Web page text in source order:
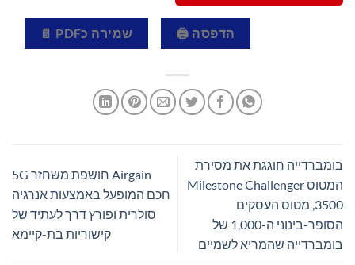
הדפסה 🖨 שמירה כPDF 📄
בומברדייה חוגגת את מסירת
המטוס Milestone Challenger
3500, מטוס העסקים
הסופר-בינוני ה-1,000 של
בומברדייה שהמריא לשמיים
Airgain חושפת משחזר 5G
חכם המופעל באמצעות אנרגיה
סולרית ופורץ דרך לעתיד של
קישוריות בת-קיימא